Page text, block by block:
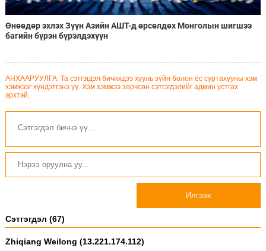
Өнөөдөр эхлэх Зүүн Азийн АШТ-д өрсөлдөх Монголын шигшээ
багийн бүрэн бүрэлдэхүүн
АНХААРУУЛГА: Та сэтгэгдэл бичихдээ хууль зүйн болон ёс суртахууны хэм
хэмжээг хүндэтгэнэ үү. Хэм хэмжээ зөрчсөн сэтгэгдэлийг админ устгах
эрхтэй.
Илгээх
Сэтгэгдэл (67)
Zhiqiang Weilong (13.221.174.112)